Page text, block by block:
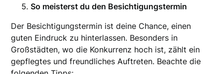
So meisterst du den Besichtigungstermin
Der Besichtigungstermin ist deine Chance, einen
guten Eindruck zu hinterlassen. Besonders in
Großstädten, wo die Konkurrenz hoch ist, zählt ein
gepflegtes und freundliches Auftreten. Beachte die